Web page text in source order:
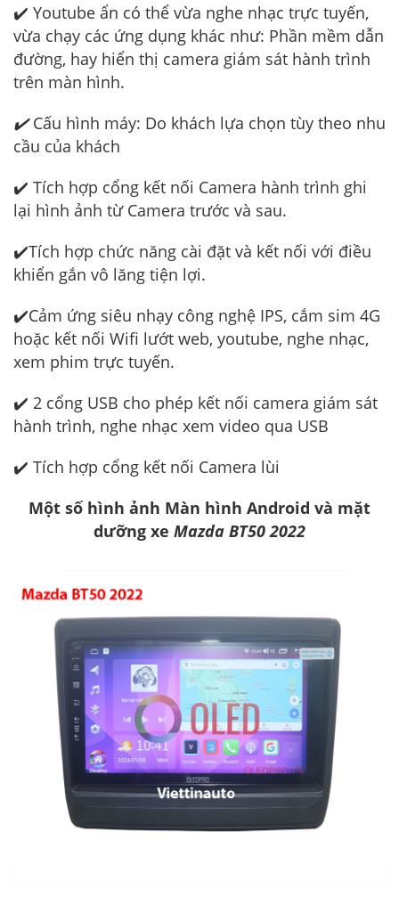
✔️ Youtube ẩn có thể vừa nghe nhạc trực tuyến,
vừa chạy các ứng dụng khác như: Phần mềm dẫn
đường, hay hiển thị camera giám sát hành trình
trên màn hình.
✔️Cấu hình máy: Do khách lựa chọn tùy theo nhu
cầu của khách
✔️ Tích hợp cổng kết nối Camera hành trình ghi
lại hình ảnh từ Camera trước và sau.
✔️Tích hợp chức năng cài đặt và kết nối với điều
khiển gắn vô lăng tiện lợi.
✔️Cảm ứng siêu nhạy công nghệ IPS, cắm sim 4G
hoặc kết nối Wifi lướt web, youtube, nghe nhạc,
xem phim trực tuyến.
✔️ 2 cổng USB cho phép kết nối camera giám sát
hành trình, nghe nhạc xem video qua USB
✔️ Tích hợp cổng kết nối Camera lùi
Một số hình ảnh Màn hình Android và mặt
dưỡng xe Mazda BT50 2022